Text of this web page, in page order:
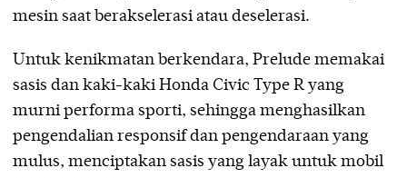
mesin saat berakselerasi atau deselerasi.
Untuk kenikmatan berkendara, Prelude memakai
sasis dan kaki-kaki Honda Civic Type R yang
murni performa sporti, sehingga menghasilkan
pengendalian responsif dan pengendaraan yang
mulus, menciptakan sasis yang layak untuk mobil